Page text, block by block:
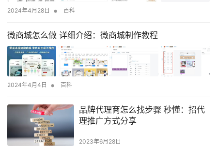
2024年4月28日 • 百科
微商城怎么做 详细介绍：微商城制作教程
2024年4月4日 • 百科
品牌代理商怎么找步骤 秒懂：招代
理推广方式分享
2023年6月28日